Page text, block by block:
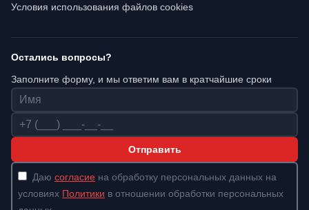
Условия использования файлов cookies
Остались вопросы?
Заполните форму, и мы ответим вам в кратчайшие сроки
Имя
Телефон
Отправить
Даю согласие на обработку персональных данных на
условиях Политики в отношении обработки персональных